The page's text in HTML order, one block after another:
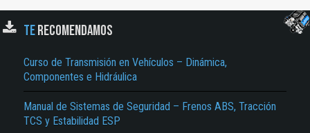
TERECOMENDAMOS
Curso de Transmisión en Vehículos – Dinámica,
Componentes e Hidráulica
Manual de Sistemas de Seguridad – Frenos ABS, Tracción
TCS y Estabilidad ESP